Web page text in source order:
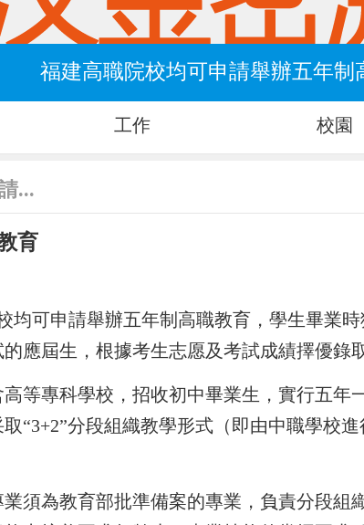
福建高職院校均可申請舉辦五年制
工作 校園
...
育
均可申請舉辦五年制高職教育，學生畢業
應屆生，根據考生志愿及考試成績擇優錄取
等專科學校，招收初中畢業生，實行五
“3+2”分段組織教學形式（即由中職學校
須為教育部批準備案的專業，負責分段